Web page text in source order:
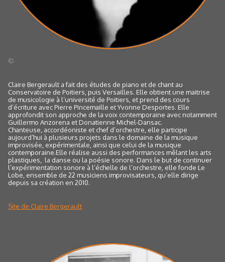
©
Claire Bergerault a fait des études de piano et de chant au
Conservatoire de Poitiers, puis Versailles. Elle obtient une maitrise
de musicologie à l’université de Poitiers, et prend des cours
d’écriture avec Pierre Pincemaille et Yvonne Desportes. Elle
approfondit son approche de la voix contemporaine avec notamment
Guillermo Anzorena et Donatienne Michel-Dansac.
Chanteuse, accordéoniste et chef d’orchestre, elle participe
aujourd’hui à plusieurs projets dans le domaine de la musique
improvisée, expérimentale, ainsi que celui de la musique
contemporaine.Elle réalise aussi des performances mêlant les arts
plastiques, la danse ou la poésie sonore. Dans le but de continuer
l’expérimentation sonore à l’échelle de l’orchestre, elle fonde Le
Lobe, ensemble de 22 musiciens improvisateurs, qu’elle dirige
depuis sa création en 2010.
Site de Claire Bergerault